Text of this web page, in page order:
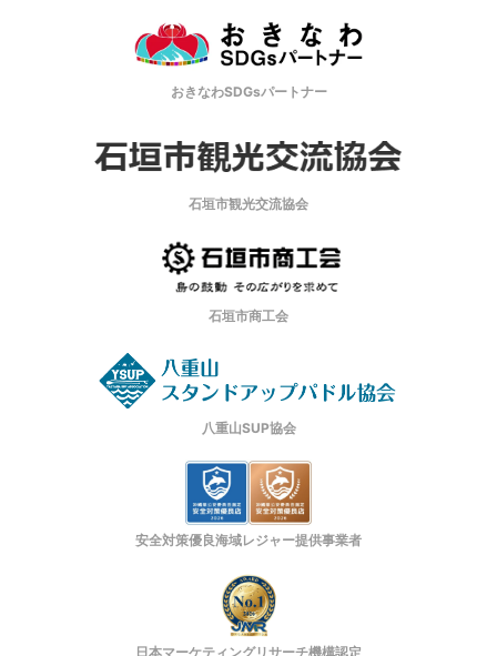
おきなわSDGsパートナー
石垣市観光交流協会
石垣市商工会
八重山SUP協会
安全対策優良海域レジャー提供事業者
日本マーケティングリサーチ機構認定